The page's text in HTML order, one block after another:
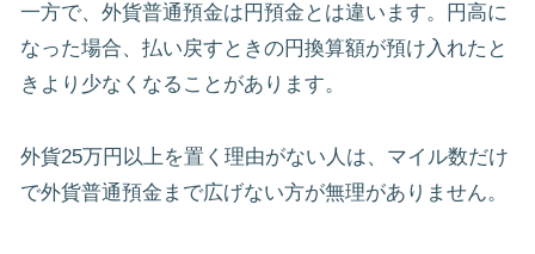
一方で、外貨普通預金は円預金とは違います。円高に
なった場合、払い戻すときの円換算額が預け入れたと
きより少なくなることがあります。
外貨25万円以上を置く理由がない人は、マイル数だけ
で外貨普通預金まで広げない方が無理がありません。